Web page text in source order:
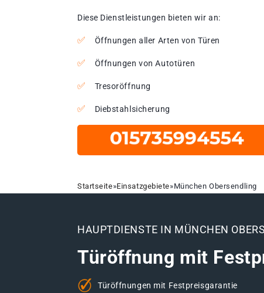
Diese Dienstleistungen bieten wir an:
Öffnungen aller Arten von Türen
Öffnungen von Autotüren
Tresoröffnung
Diebstahlsicherung
Startseite»Einsatzgebiete»München Obersendling
HAUPTDIENSTE IN MÜNCHEN
Türöffnung mit
Türöffnungen mit Festpreisgarantie